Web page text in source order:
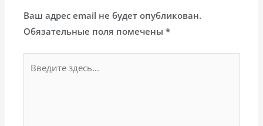
Ваш адрес email не будет опубликован.
Обязательные поля помечены*
здесь...